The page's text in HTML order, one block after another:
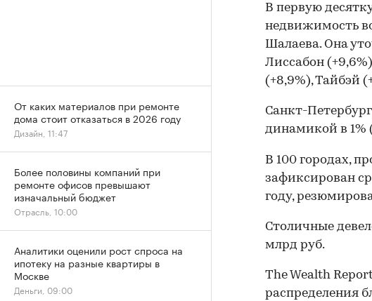
В первую
недвижимость
Шалаева. Она
Лиссабон
(+8,9%), Тайбэй
Санкт-Петербург
динамикой в 1%
В 100 городах,
зафиксирован
году,
Столичные
млрд руб.
The Wealth
распределения
От каких материалов при ремонте
дома стоит отказаться в 2026 году
Дизайн, 11:47
Более половины компаний при
ремонте офисов превышают
изначальный бюджет
Отрасль, 10:00
Аналитики оценили рост спроса на
ипотеку на разные квартиры в
Москве
Деньги, 09:00